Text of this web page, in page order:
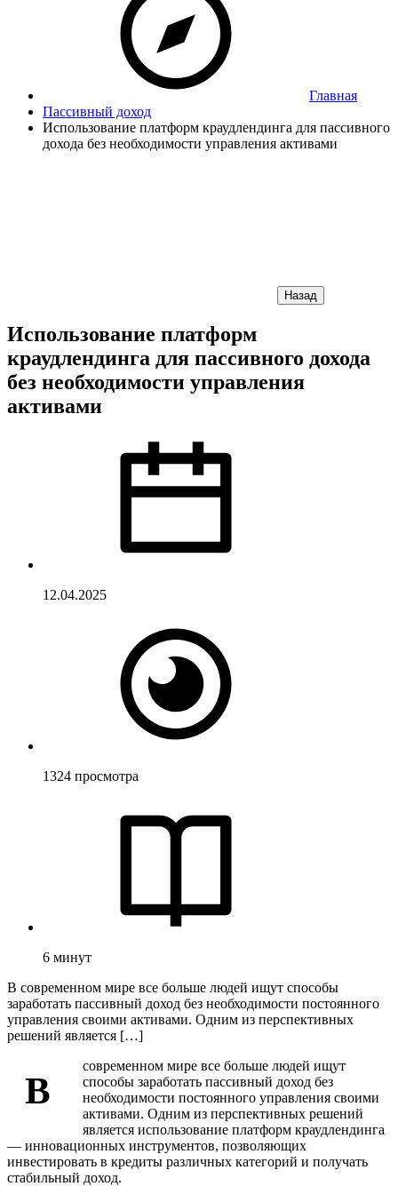
Главная
Пассивный доход
Использование платформ краудлендинга для пассивного
дохода без необходимости управления активами
Назад
Использование платформ
краудлендинга для пассивного дохода
без необходимости управления
активами
12.04.2025
1324 просмотра
6 минут
В современном мире все больше людей ищут способы
заработать пассивный доход без необходимости постоянного
управления своими активами. Одним из перспективных
решений является […]
В
современном мире все больше людей ищут
способы заработать пассивный доход без
необходимости постоянного управления своими
активами. Одним из перспективных решений
является использование платформ краудлендинга
— инновационных инструментов, позволяющих
инвестировать в кредиты различных категорий и получать
стабильный доход.